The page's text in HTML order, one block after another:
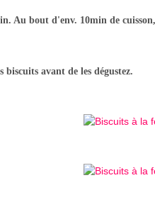
Au bout d'env. 10min de
biscuits avant de les dégustez.